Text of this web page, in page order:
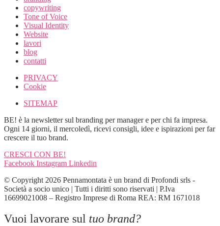
copywriting
Tone of Voice
Visual Identity
Website
lavori
blog
contatti
PRIVACY
Cookie
SITEMAP
BE! è la newsletter sul branding per manager e per chi fa impresa.
Ogni 14 giorni, il mercoledì, ricevi consigli, idee e ispirazioni per far
crescere il tuo brand.
CRESCI CON BE!
Facebook Instagram Linkedin
© Copyright 2026 Pennamontata è un brand di Profondi srls -
Società a socio unico | Tutti i diritti sono riservati | P.Iva
16699021008 – Registro Imprese di Roma REA: RM 1671018
Vuoi lavorare sul tuo brand?